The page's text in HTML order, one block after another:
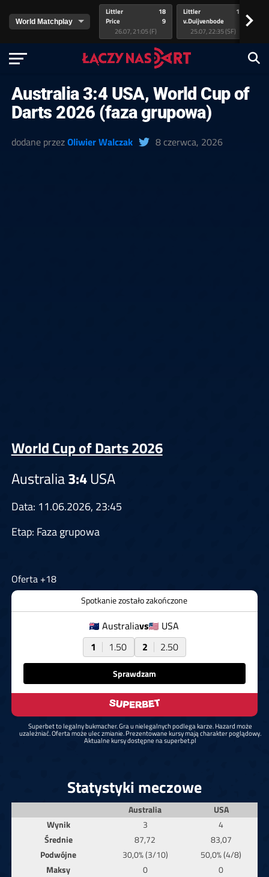
Littler
Price
18
9
26.07, 21:05 (F)
Littler
v.Duijvenbode
17
25.07, 22:35 (SF)
>
Australia 3:4 USA, World Cup of
Darts 2026 (faza grupowa)
dodane przezOliwier Walczak 8 czerwca, 2026
World Cup of Darts 2026
Australia3:4USA
Data: 11.06.2026, 23:45
Etap: Faza grupowa
Oferta +18
Spotkanie zostało zakończone
Australiavs
USA
1
1.50 2 2.50
Sprawdzam
Superbet to legalny bukmacher. Gra u nielegalnych podlega karze. Hazard może
uzależniać. Oferta może ulec zmianie. Prezentowane kursy mają charakter poglądowy.
Aktualne kursy dostępne na superbet.pl
Statystyki meczowe
Australia
USA
Wynik
3
4
Średnie
87,72
83,07
Podwójne
30,0% (3/10)
50,0% (4/8)
Maksy
0
0